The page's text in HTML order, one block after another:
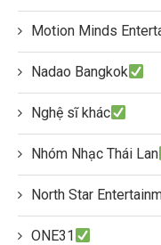
Motion Minds
Nadao Bangkok
Nghệ sĩ khác
Nhóm Nhạc Thái Lan
North Star
ONE31